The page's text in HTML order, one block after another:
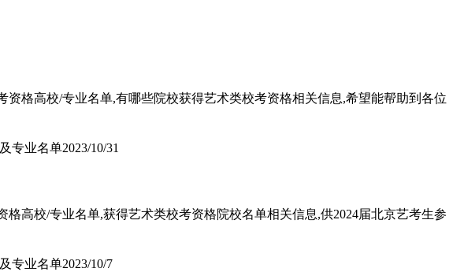
格高校/专业名单,有哪些院校获得艺术类校考资格相关信息,希望能帮助到各位
专业名单2023/10/31
高校/专业名单,获得艺术类校考资格院校名单相关信息,供2024届北京艺考生参
专业名单2023/10/7